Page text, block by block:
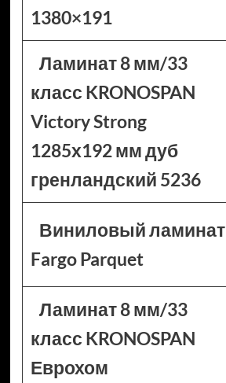
1380×191
Ламинат 8 мм/33
класс KRONOSPAN
Victory Strong
1285х192 мм дуб
гренландский 5236
Виниловый ламинат
Fargo Parquet
Ламинат 8 мм/33
класс KRONOSPAN
Еврохом